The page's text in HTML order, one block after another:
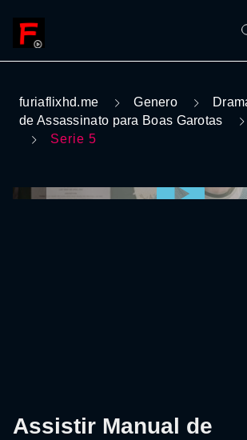
furiaflixhd.me Genero
de Assassinato para Boas Garotas
Serie 5
Assistir Manual de